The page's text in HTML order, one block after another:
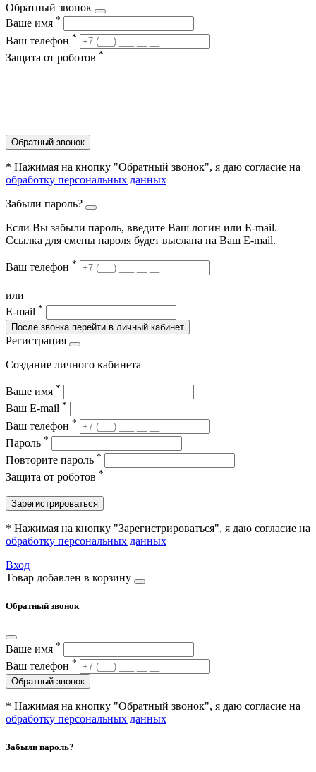
Обратный звонок
Ваше имя *
Ваш телефон *
Защита от роботов *
Обратный звонок
* Нажимая на кнопку "Обратный звонок", я даю согласие на
обработку персональных данных
Забыли пароль?
Если Вы забыли пароль, введите Ваш логин или Е-mail.
Ссылка для смены пароля будет выслана на Ваш E-mail.
Ваш телефон *
или
E-mail *
После звонка перейти в личный кабинет
Регистрация
Создание личного кабинета
Ваше имя *
Ваш E-mail *
Ваш телефон *
Пароль *
Повторите пароль *
Защита от роботов *
Зарегистрироваться
* Нажимая на кнопку "Зарегистрироваться", я даю согласие на
обработку персональных данных
Вход
Товар добавлен в корзину
Обратный звонок
Ваше имя *
Ваш телефон *
Обратный звонок
* Нажимая на кнопку "Обратный звонок", я даю согласие на
обработку персональных данных
Забыли пароль?